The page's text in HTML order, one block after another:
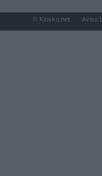
© Kiosko.net Aviso